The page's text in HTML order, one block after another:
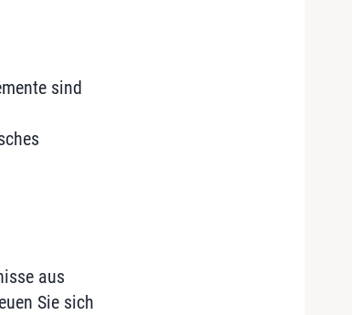
sind
aus
Sie sich